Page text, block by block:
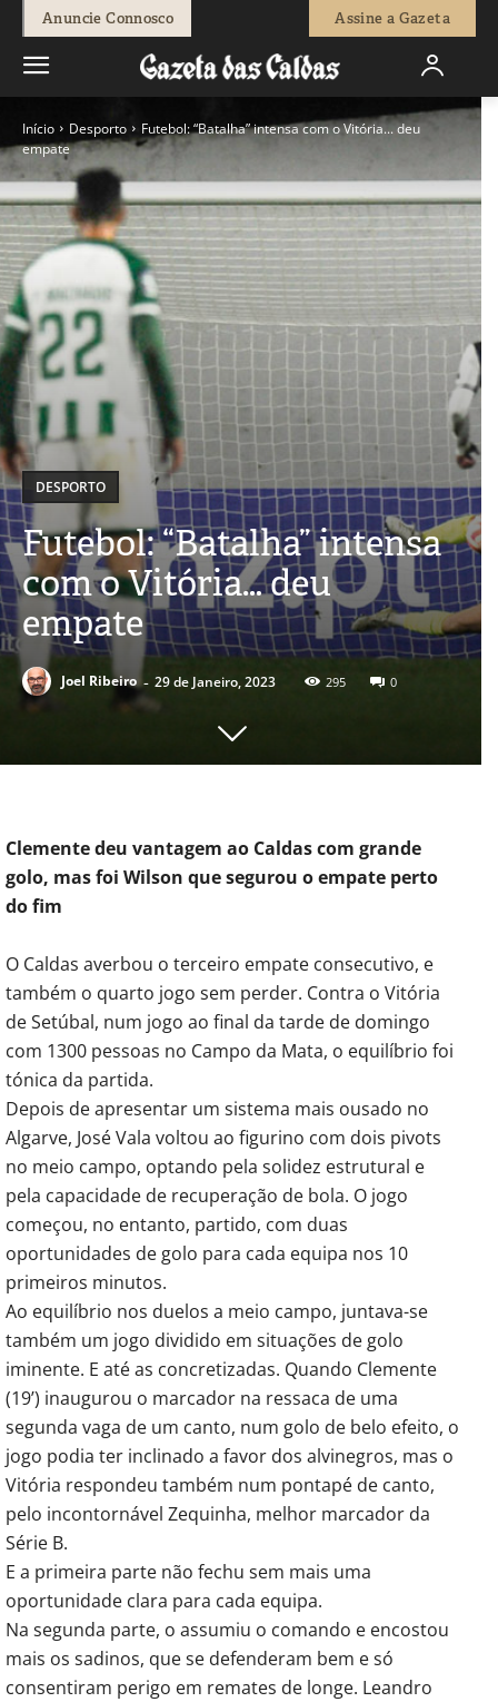
Anuncie Connosco Assine a Gazeta
Início Desporto
Futebol: “Batalha” intensa com o Vitória... deu
empate
DESPORTO
Futebol: “Batalha” intensa
com o Vitória… deu
empate
Joel Ribeiro - 29 de Janeiro, 2023 295 0
Clemente deu vantagem ao Caldas com grande
golo, mas foi Wilson que segurou o empate perto
do fim
O Caldas averbou o terceiro empate consecutivo, e
também o quarto jogo sem perder. Contra o Vitória
de Setúbal, num jogo ao final da tarde de domingo
com 1300 pessoas no Campo da Mata, o equilíbrio foi
tónica da partida.
Depois de apresentar um sistema mais ousado no
Algarve, José Vala voltou ao figurino com dois pivots
no meio campo, optando pela solidez estrutural e
pela capacidade de recuperação de bola. O jogo
começou, no entanto, partido, com duas
oportunidades de golo para cada equipa nos 10
primeiros minutos.
Ao equilíbrio nos duelos a meio campo, juntava-se
também um jogo dividido em situações de golo
iminente. E até as concretizadas. Quando Clemente
(19’) inaugurou o marcador na ressaca de uma
segunda vaga de um canto, num golo de belo efeito, o
jogo podia ter inclinado a favor dos alvinegros, mas o
Vitória respondeu também num pontapé de canto,
pelo incontornável Zequinha, melhor marcador da
Série B.
E a primeira parte não fechu sem mais uma
oportunidade clara para cada equipa.
Na segunda parte, o assumiu o comando e encostou
mais os sadinos, que se defenderam bem e só
consentiram perigo em remates de longe. Leandro